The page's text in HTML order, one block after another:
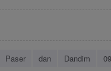
Paser dan Dandim